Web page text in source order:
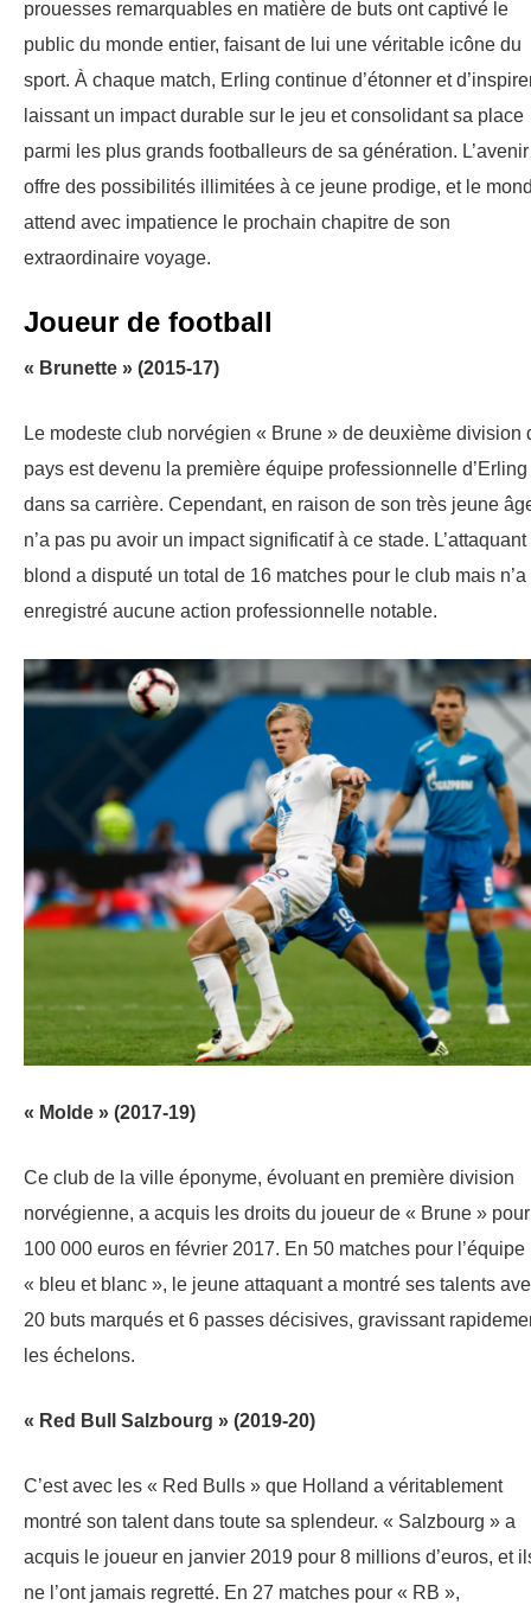
prouesses remarquables en matière de buts ont captivé le
public du monde entier, faisant de lui une véritable icône du
sport. À chaque match, Erling continue d’étonner et
laissant un impact durable sur le jeu et consolidant sa place
parmi les plus grands footballeurs de sa génération. L’avenir
offre des possibilités illimitées à ce jeune prodige, et le
attend avec impatience le prochain chapitre de son
extraordinaire voyage.
Joueur de football
« Brunette » (2015-17)
Le modeste club norvégien « Brune » de deuxième division
pays est devenu la première équipe professionnelle d’Erling
dans sa carrière. Cependant, en raison de son très jeune
n’a pas pu avoir un impact significatif à ce stade. L’attaquant
blond a disputé un total de 16 matches pour le club mais n’a
enregistré aucune action professionnelle notable.
« Molde » (2017-19)
Ce club de la ville éponyme, évoluant en première division
norvégienne, a acquis les droits du joueur de « Brune » pour
100 000 euros en février 2017. En 50 matches pour l’équipe
« bleu et blanc », le jeune attaquant a montré ses talents
20 buts marqués et 6 passes décisives, gravissant
les échelons.
« Red Bull Salzbourg » (2019-20)
C’est avec les « Red Bulls » que Holland a véritablement
montré son talent dans toute sa splendeur. « Salzbourg » a
acquis le joueur en janvier 2019 pour 8 millions d’euros, et
ne l’ont jamais regretté. En 27 matches pour « RB »,